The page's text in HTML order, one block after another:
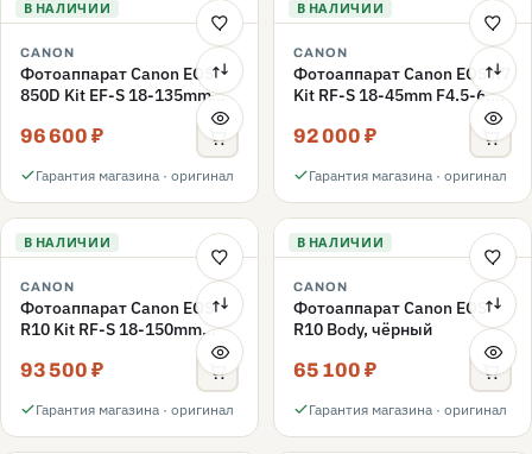
В НАЛИЧИИ
CANON
Фотоаппарат Canon EOS
850D Kit EF-S 18-135mm
f/3.5-5.6 IS USM, черный
96 600 ₽
Гарантия магазина · оригинал
В НАЛИЧИИ
CANON
Фотоаппарат Canon EOS R7
Kit RF-S 18-45mm F4.5-6.3
92 000 ₽
Гарантия магазина · оригинал
В НАЛИЧИИ
CANON
Фотоаппарат Canon EOS
R10 Kit RF-S 18-150mm
f/3.5-6.3 IS STM, чёрный
93 500 ₽
Гарантия магазина · оригинал
В НАЛИЧИИ
CANON
Фотоаппарат Canon EOS
R10 Body, чёрный
65 100 ₽
Гарантия магазина · оригинал